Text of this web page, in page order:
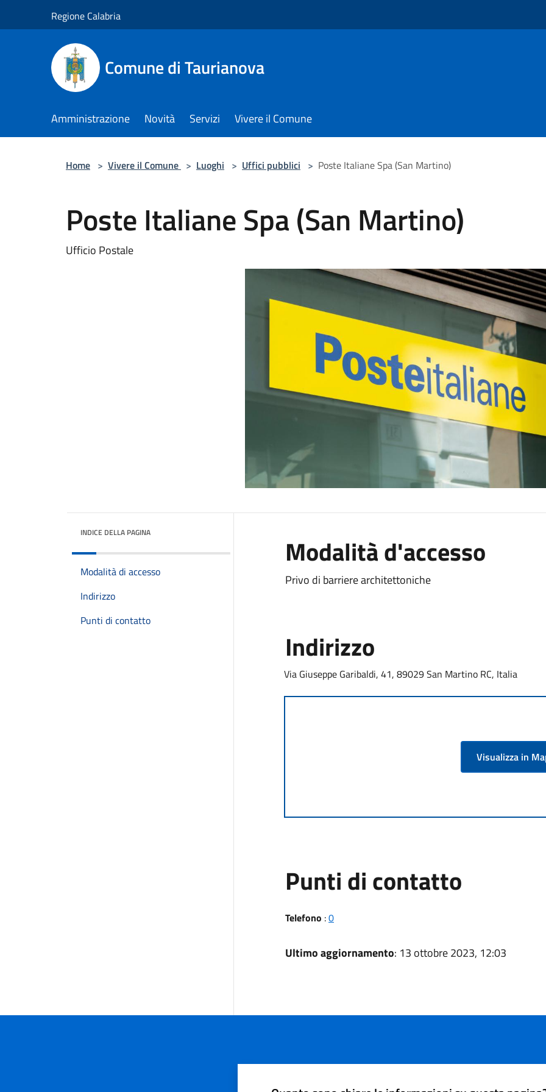
Regione Calabria
Comune di Taurianova
Amministrazione Novità Servizi Vivere il Comune
Home > Vivere il Comune > Luoghi > Uffici pubblici > Poste Italiane Spa (San Martino)
Poste Italiane Spa (San Martino)
Ufficio Postale
INDICE DELLA PAGINA
Modalità di accesso
Indirizzo
Punti di contatto
Modalità d'accesso
Privo di barriere architettoniche
Indirizzo
Via Giuseppe Garibaldi, 41, 89029 San Martino RC, Italia
Visualizza in
Punti di contatto
Telefono :0
Ultimo aggiornamento: 13 ottobre 2023, 12:03